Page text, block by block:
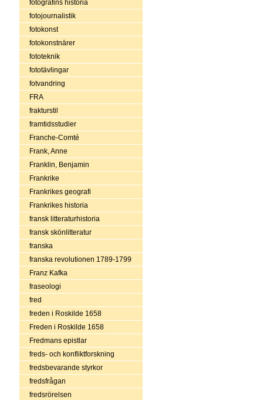
fotografins historia
fotojournalistik
fotokonst
fotokonstnärer
fototeknik
fototävlingar
fotvandring
FRA
frakturstil
framtidsstudier
Franche-Comté
Frank, Anne
Franklin, Benjamin
Frankrike
Frankrikes geografi
Frankrikes historia
fransk litteraturhistoria
fransk skönlitteratur
franska
franska revolutionen 1789-1799
Franz Kafka
fraseologi
fred
freden i Roskilde 1658
Freden i Roskilde 1658
Fredmans epistlar
freds- och konfliktforskning
fredsbevarande styrkor
fredsfrågan
fredsrörelsen